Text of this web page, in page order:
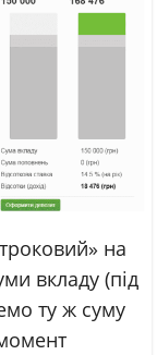
на
вкладу (під
ту ж суму